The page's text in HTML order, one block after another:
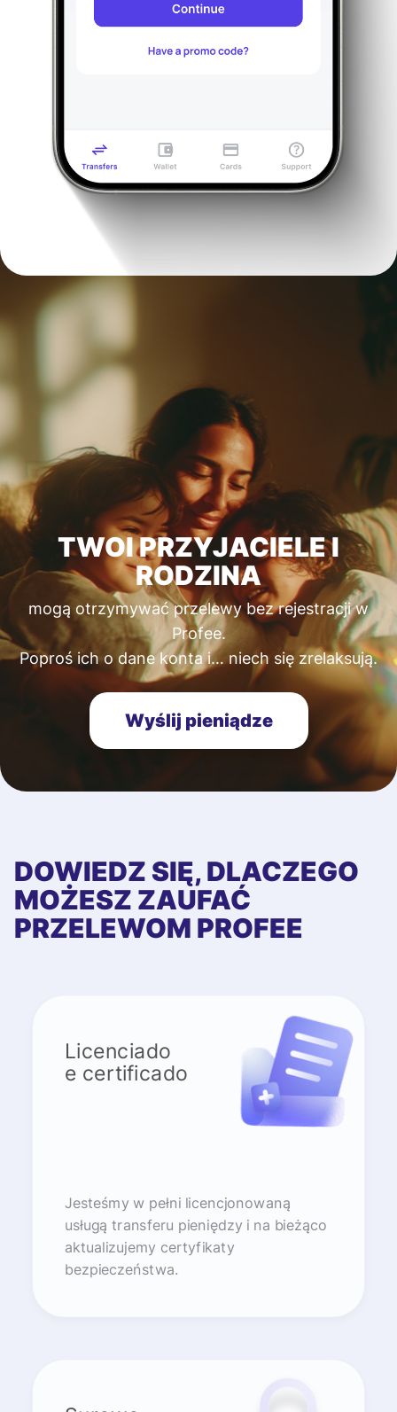
TWOI PRZYJACIELE I
RODZINA
mogą otrzymywać przelewy bez rejestracji w
Profee.
Poproś ich o dane konta i… niech się zrelaksują.
Wyślij pieniądze
DOWIEDZ SIĘ, DLACZEGO
MOŻESZ ZAUFAĆ
PRZELEWOM PROFEE
Licenciado
e certificado
Jesteśmy w pełni licencjonowaną
usługą transferu pieniędzy i na bieżąco
aktualizujemy certyfikaty
bezpieczeństwa.